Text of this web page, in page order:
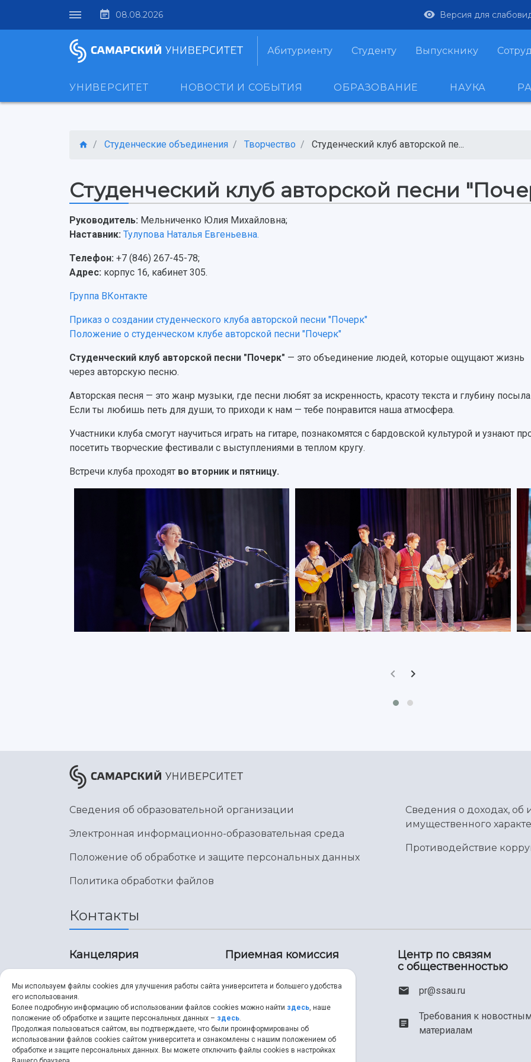
08.08.2026 Версия для
Абитуриенту Студенту Выпускнику
УНИВЕРСИТЕТ НОВОСТИ И СОБЫТИЯ ОБРАЗОВАНИЕ НАУКА
Студенческие объединения Творчество Студенческий клуб авторской пе...
Студенческий клуб авторской песни
Руководитель: Мельниченко Юлия Михайловна;
Наставник: Тулупова Наталья Евгеньевна.
Телефон: +7 (846) 267-45-78;
Адрес: корпус 16, кабинет 305.
Группа ВКонтакте
Приказ о создании студенческого клуба авторской песни "Почерк"
Положение о студенческом клубе авторской песни "Почерк"
Студенческий клуб авторской песни "Почерк" — это объединение людей, которые ощущают жизнь
через авторскую песню.
Авторская песня — это жанр музыки, где песни любят за искренность, красоту текста и глубину
Если ты любишь петь для души, то приходи к нам — тебе понравится наша атмосфера.
Участники клуба смогут научиться играть на гитаре, познакомятся с бардовской культурой и узнают
посетить творческие фестивали с выступлениями в теплом кругу.
Встречи клуба проходят во вторник и пятницу.
Сведения об образовательной организации
Электронная информационно-образовательная среда
Положение об обработке и защите персональных данных
Политика обработки файлов
Сведения о доходах, об
имущественного
Противодействие
Контакты
Канцелярия
8 (846) 267-43-70
ssau@ssau.ru
Приемная комиссия
8 (846) 267-48-67
priem@ssau.ru
Центр по связям
с общественностью
pr@ssau.ru
Требования к
материалам
Мы используем файлы cookies для улучшения работы сайта университета и большего удобства
его использования.
Более подробную информацию об использовании файлов cookies можно найти здесь, наше
положение об обработке и защите персональных данных – здесь.
Продолжая пользоваться сайтом, вы подтверждаете, что были проинформированы об
использовании файлов cookies сайтом университета и ознакомлены с нашим положением об
обработке и защите персональных данных. Вы можете отключить файлы cookies в настройках